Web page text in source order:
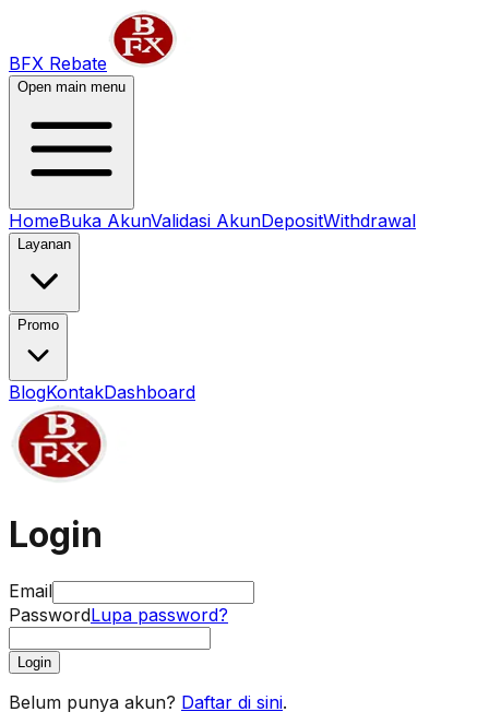
BFX Rebate
Open main menu
HomeBuka AkunValidasi AkunDepositWithdrawal
Layanan
Promo
BlogKontakDashboard
Login
Email
PasswordLupa password?
Login
Belum punya akun? Daftar di sini.